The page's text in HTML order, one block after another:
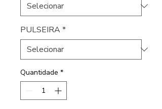
PULSEIRA*
Quantidade *